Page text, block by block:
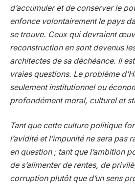
d’accumuler et de conserver le
enfonce volontairement le pays
se trouve. Ceux qui devraient
reconstruction en sont devenus
architectes de sa déchéance. Il
vraies questions. Le problème
seulement institutionnel ou
profondément moral, culturel et
Tant que cette culture politique
l’avidité et l’impunité ne sera pas
en question ; tant que l’ambition
de s’alimenter de rentes, de
corruption plutôt que d’un sens